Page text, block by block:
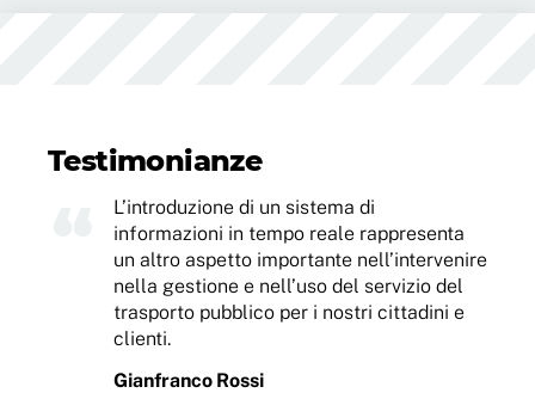
Testimonianze
L’introduzione di un sistema di
informazioni in tempo reale rappresenta
un altro aspetto importante nell’intervenire
nella gestione e nell’uso del servizio del
trasporto pubblico per i nostri cittadini e
clienti.
Gianfranco Rossi